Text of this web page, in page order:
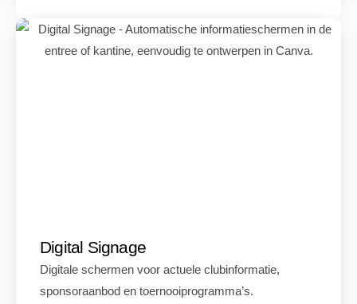
Digital Signage
Digitale schermen voor actuele clubinformatie,
sponsoraanbod en toernooiprogramma’s.